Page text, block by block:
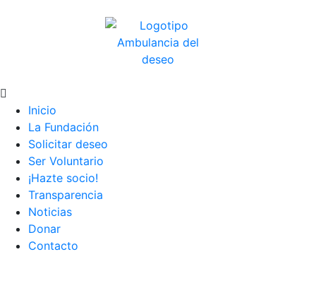
Inicio
La Fundación
Solicitar deseo
Ser Voluntario
¡Hazte socio!
Transparencia
Noticias
Donar
Contacto